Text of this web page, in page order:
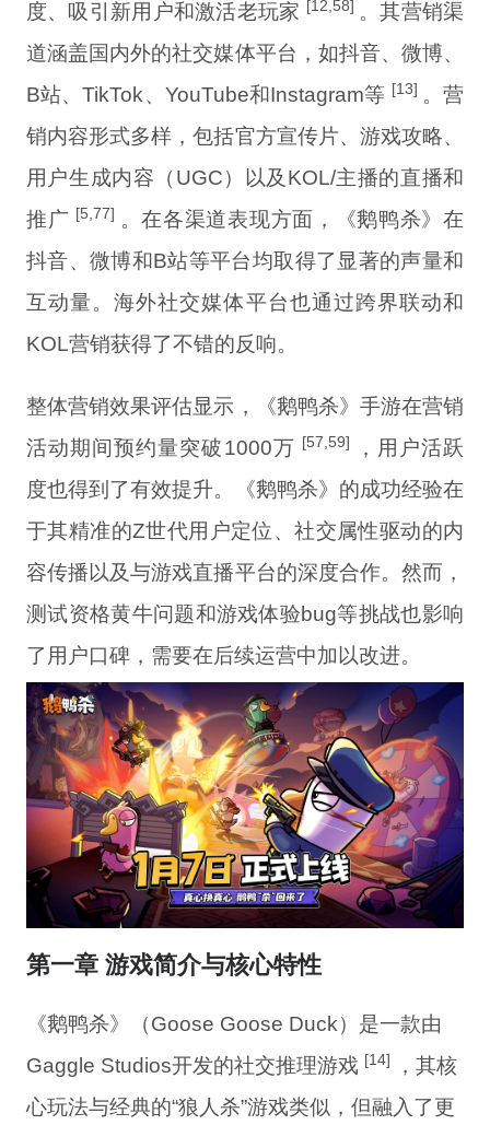
度、吸引新用户和激活老玩家 [12,58] 。其营销渠
道涵盖国内外的社交媒体平台，如抖音、微博、
B站、TikTok、YouTube和Instagram等 [13] 。营
销内容形式多样，包括官方宣传片、游戏攻略、
用户生成内容（UGC）以及KOL/主播的直播和
推广 [5,77] 。在各渠道表现方面，《鹅鸭杀》在
抖音、微博和B站等平台均取得了显著的声量和
互动量。海外社交媒体平台也通过跨界联动和
KOL营销获得了不错的反响。
整体营销效果评估显示，《鹅鸭杀》手游在营销
活动期间预约量突破1000万 [57,59]
，用户活跃
度也得到了有效提升。《鹅鸭杀》的成功经验在
于其精准的Z世代用户定位、社交属性驱动的内
容传播以及与游戏直播平台的深度合作。然而，
测试资格黄牛问题和游戏体验bug等挑战也影响
了用户口碑，需要在后续运营中加以改进。
第一章 游戏简介与核心特性
《鹅鸭杀》（Goose Goose Duck）是一款由
Gaggle Studios开发的社交推理游戏 [14]
，其核
心玩法与经典的“狼人杀”游戏类似，但融入了更